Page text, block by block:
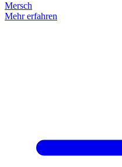
Mersch
Mehr erfahren